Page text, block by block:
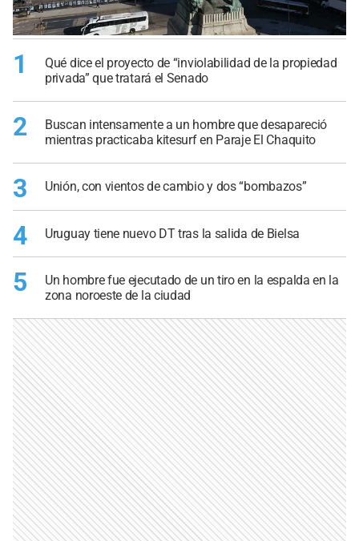
1
Qué dice el proyecto de “inviolabilidad de la propiedad
privada” que tratará el Senado
2
Buscan intensamente a un hombre que desapareció
mientras practicaba kitesurf en Paraje El Chaquito
3 Unión, con vientos de cambio y dos “bombazos”
4 Uruguay tiene nuevo DT tras la salida de Bielsa
5
Un hombre fue ejecutado de un tiro en la espalda en la
zona noroeste de la ciudad